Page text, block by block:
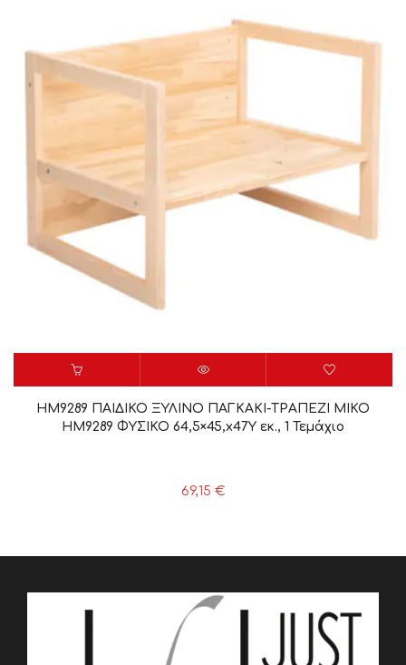
HM9289 ΠΑΙΔΙΚΟ ΞΥΛΙΝΟ ΠΑΓΚΑΚΙ-ΤΡΑΠΕΖΙ MIKO
HM9289 ΦΥΣΙΚΟ 64,5×45,x47Y εκ., 1 Τεμάχιο
69,15 €